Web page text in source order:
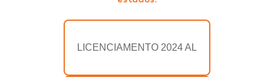
LICENCIAMENTO 2024 AL